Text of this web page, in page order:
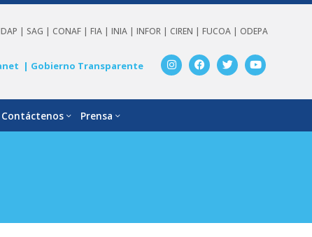
| SAG | CONAF |FIA |INIA |INFOR | CIREN |FUCOA | ODEPA
| Gobierno Transparente
Contáctenos Prensa